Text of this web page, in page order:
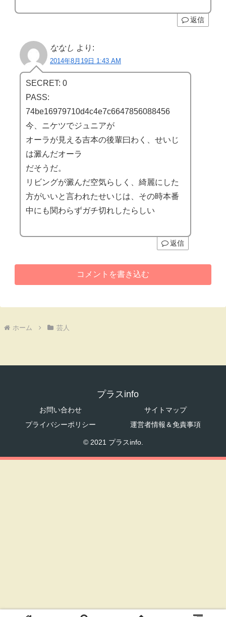
返信
ななし より:
2014年8月19日 1:43 AM
SECRET: 0
PASS:
74be16979710d4c4e7c6647856088456
今、ニケツでジュニアが
オーラが見える吉本の後輩曰わく、せいじ
は澱んだオーラ
だそうだ。
リビングが澱んだ空気らしく、綺麗にした
方がいいと言われたせいじは、その時本番
中にも関わらずガチ切れしたらしい
返信
コメントを書き込む
ホーム 芸人
プラスinfo
お問い合わせ
サイトマップ
プライバシーポリシー
運営者情報＆免責事項
© 2021 プラスinfo.